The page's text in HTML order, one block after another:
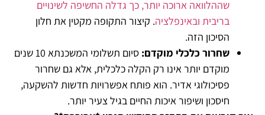
שההלוואה ארוכה יותר, כך גדלה החשיפה לשינויים
בריבית ובאינפלציה. קיצור התקופה מקטין את חלון
הסיכון הזה.
שחרור כלכלי מוקדם:
סיום תשלומי המשכנתא 10 שנים
מוקדם יותר אינו רק הקלה כלכלית, אלא גם שחרור
פסיכולוגי אדיר. הוא פותח אפשרויות חדשות להשקעה,
חיסכון ושיפור איכות החיים בגיל צעיר יותר.